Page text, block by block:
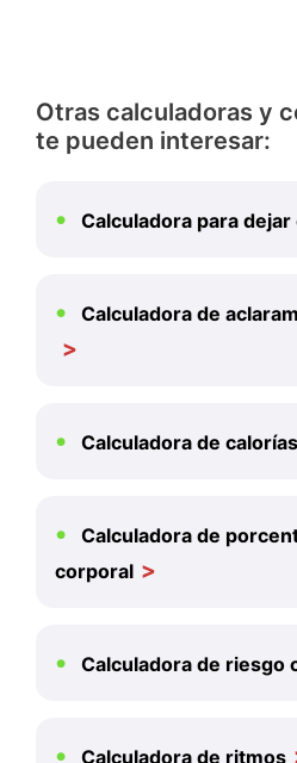
Otras calculadoras y
te pueden interesar:
Calculadora para
Calculadora de
Calculadora de
Calculadora de
corporal
Calculadora de riesgo
Calculadora de ritmos